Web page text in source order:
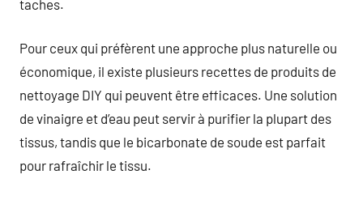
taches.
Pour ceux qui préfèrent une approche plus naturelle ou
économique, il existe plusieurs recettes de produits de
nettoyage DIY qui peuvent être efficaces. Une solution
de vinaigre et d’eau peut servir à purifier la plupart des
tissus, tandis que le bicarbonate de soude est parfait
pour rafraîchir le tissu.